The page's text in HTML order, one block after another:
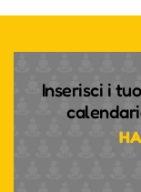
Inserisci i